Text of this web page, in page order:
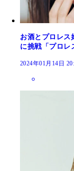
お酒とプロレス
に挑戦「プロレ
2024年01月14日